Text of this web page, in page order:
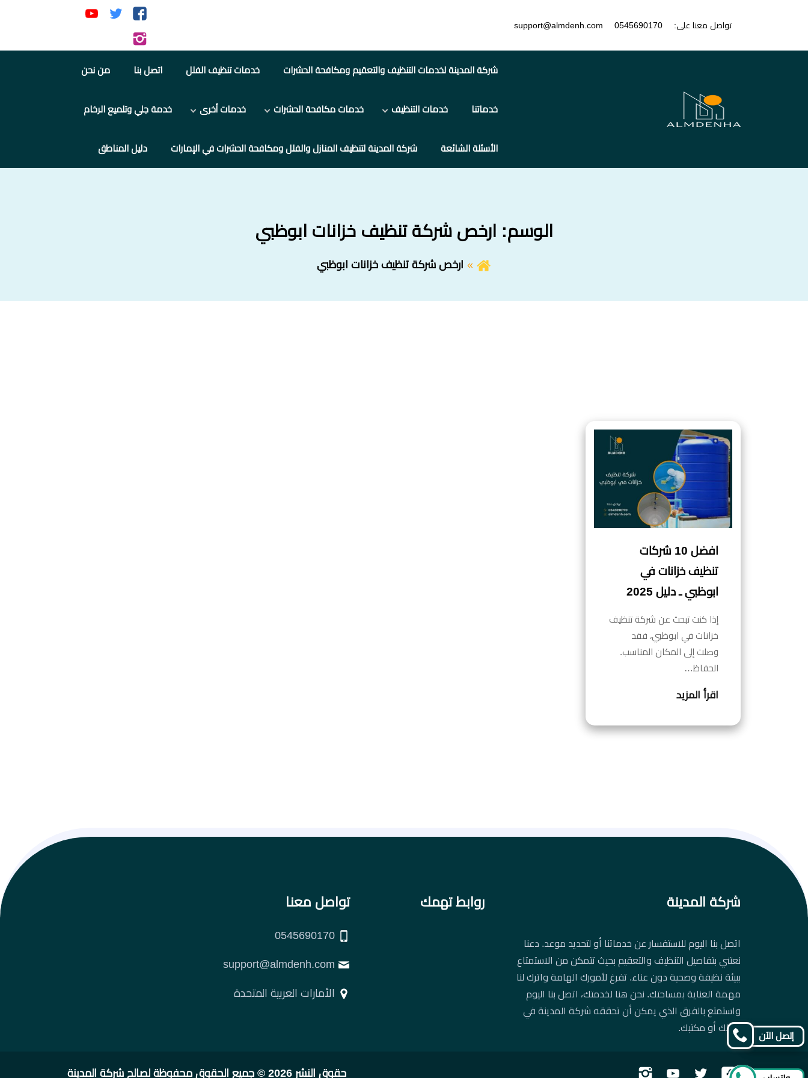
تواصل معنا على: 0545690170
support@almdenh.com
تابعنا
فيسبوك
تابعنا
تويتر يوتيوب
إنستجرام
شركة المدينة لخدمات التنظيف والتعقيم ومكافحة الحشرات خدمات تنظيف الفلل اتصل بنا من نحن
خدماتنا خدمات التنظيف خدمات مكافحة الحشرات خدمات أخرى خدمة جلي وتلميع الرخام
الأسئلة الشائعة شركة المدينة لتنظيف المنازل والفلل ومكافحة الحشرات في الإمارات دليل المناطق
الوسم: ارخص شركة تنظيف خزانات ابوظبي
ارخص شركة تنظيف خزانات ابوظبي
افضل 10 شركات
تنظيف خزانات في
ابوظبي ـ دليل 2025
إذا كنت تبحث عن شركة تنظيف
خزانات في ابوظبي، فقد
وصلت إلى المكان المناسب.
الحفاظ…
اقرأ المزيد
شركة المدينة
اتصل بنا اليوم للاستفسار عن خدماتنا أو لتحديد موعد. دعنا
نعتني بتفاصيل التنظيف والتعقيم بحيث تتمكن من الاستمتاع
ببيئة نظيفة وصحية دون عناء. تفرغ لأمورك الهامة واترك لنا
مهمة العناية بمساحتك. نحن هنا لخدمتك، اتصل بنا اليوم
واستمتع بالفرق الذي يمكن أن تحققه شركة المدينة في
منزلك أو مكتبك.
روابط تهمك تواصل معنا
الأمارات العربية المتحدة
تابعنا تابعنا تابعنا حقوق النشر 2026 © جميع الحقوق محفوظة لصالح شركة المدينة
إتصل الآن